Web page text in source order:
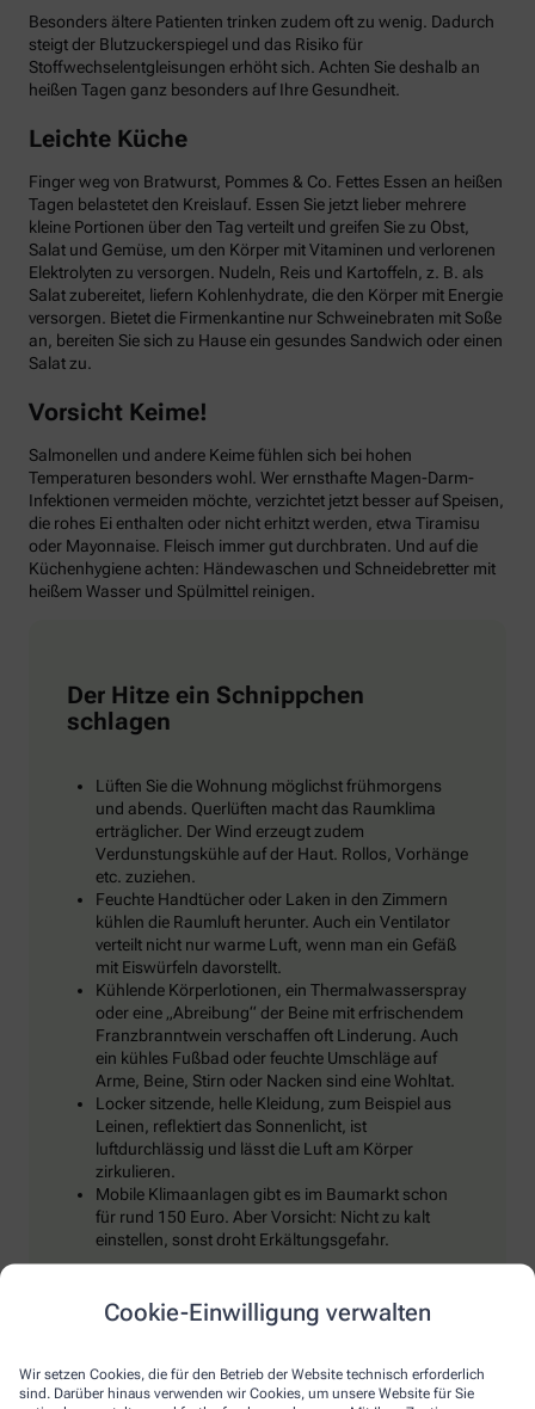
Cookie-Einwilligung verwalten
Wir setzen Cookies, die für den Betrieb der Website technisch erforderlich
sind. Darüber hinaus verwenden wir Cookies, um unsere Website für Sie
Besonders ältere Patienten trinken zudem oft zu wenig. Dadurch
steigt der Blutzuckerspiegel und das Risiko für
Stoffwechselentgleisungen erhöht sich. Achten Sie deshalb an
heißen Tagen ganz besonders auf Ihre Gesundheit.
Leichte Küche
Finger weg von Bratwurst, Pommes & Co. Fettes Essen an heißen
Tagen belastetet den Kreislauf. Essen Sie jetzt lieber mehrere
kleine Portionen über den Tag verteilt und greifen Sie zu Obst,
Salat und Gemüse, um den Körper mit Vitaminen und verlorenen
Elektrolyten zu versorgen. Nudeln, Reis und Kartoffeln, z. B. als
Salat zubereitet, liefern Kohlenhydrate, die den Körper mit Energie
versorgen. Bietet die Firmenkantine nur Schweinebraten mit Soße
an, bereiten Sie sich zu Hause ein gesundes Sandwich oder einen
Salat zu.
Vorsicht Keime!
Salmonellen und andere Keime fühlen sich bei hohen
Temperaturen besonders wohl. Wer ernsthafte Magen-Darm-
Infektionen vermeiden möchte, verzichtet jetzt besser auf Speisen,
die rohes Ei enthalten oder nicht erhitzt werden, etwa Tiramisu
oder Mayonnaise. Fleisch immer gut durchbraten. Und auf die
Küchenhygiene achten: Händewaschen und Schneidebretter mit
heißem Wasser und Spülmittel reinigen.
Der Hitze ein Schnippchen
schlagen
Lüften Sie die Wohnung möglichst frühmorgens
und abends. Querlüften macht das Raumklima
erträglicher. Der Wind erzeugt zudem
Verdunstungskühle auf der Haut. Rollos, Vorhänge
etc. zuziehen.
Feuchte Handtücher oder Laken in den Zimmern
kühlen die Raumluft herunter. Auch ein Ventilator
verteilt nicht nur warme Luft, wenn man ein Gefäß
mit Eiswürfeln davorstellt.
Kühlende Körperlotionen, ein Thermalwasserspray
oder eine „Abreibung“ der Beine mit erfrischendem
Franzbranntwein verschaffen oft Linderung. Auch
ein kühles Fußbad oder feuchte Umschläge auf
Arme, Beine, Stirn oder Nacken sind eine Wohltat.
Locker sitzende, helle Kleidung, zum Beispiel aus
Leinen, reflektiert das Sonnenlicht, ist
luftdurchlässig und lässt die Luft am Körper
zirkulieren.
Mobile Klimaanlagen gibt es im Baumarkt schon
für rund 150 Euro. Aber Vorsicht: Nicht zu kalt
einstellen, sonst droht Erkältungsgefahr.
Klar, bei Hitze sollten wir reichlich trinken, um den